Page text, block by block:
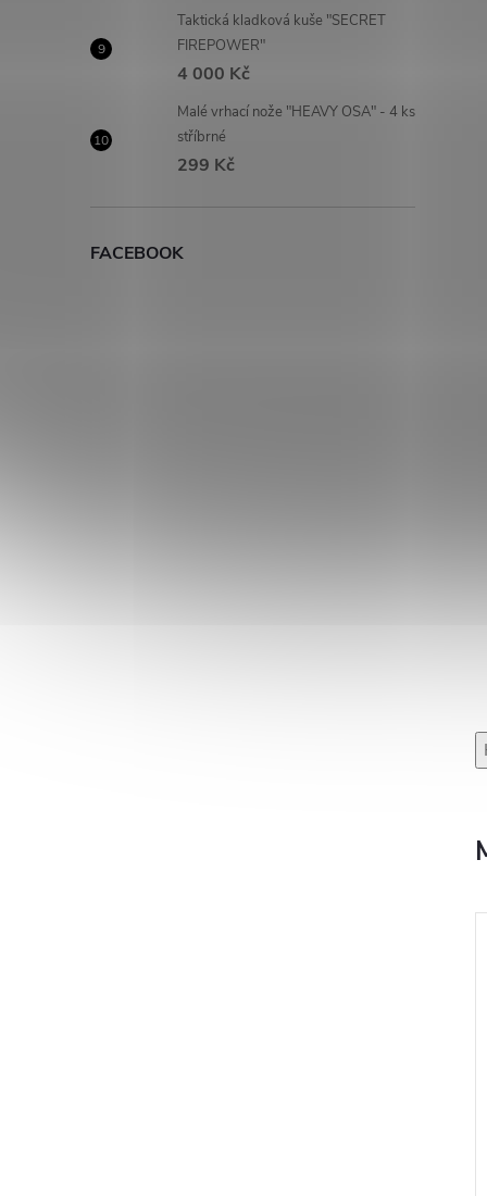
Taktická kladková kuše "SECRET
FIREPOWER"
4 000 Kč
Malé vrhací nože "HEAVY OSA" - 4 ks
stříbrné
299 Kč
FACEBOOK